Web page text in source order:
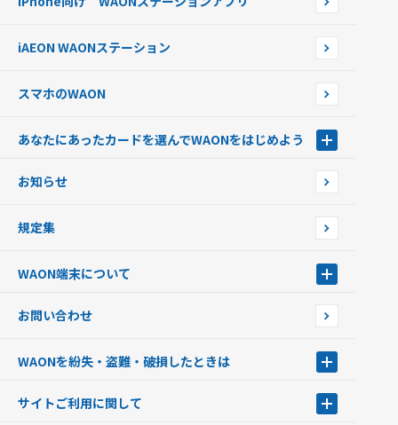
ポイントからチャージする
チャージ上限金額の変更について
WAONネットステーションWAON端末について
iAEON WAONステーション
スマホのWAON
あなたにあったカードを選んでWAONをはじめよう
フードバンク応援WAON
ご当地WAON
G.G WAON
WAONカード・WAONカードプラス
モバイルWAON
提携WAONカード
お知らせ
規定集
WAON端末について
WAONネットステーション
新型WAONステーション
WAONチャージャーmini
お問い合わせ
WAONを紛失・盗難・破損したときは
WAONカードの拾得について
サイトご利用に関して